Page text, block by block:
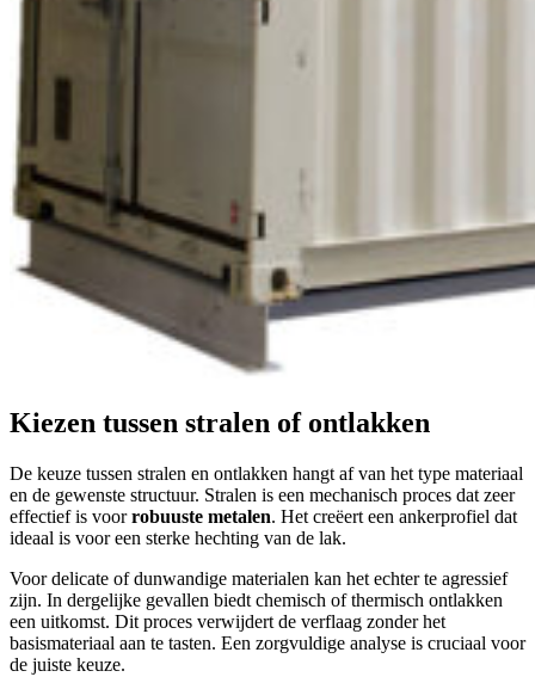
Kiezen tussen stralen of ontlakken
De keuze tussen stralen en ontlakken hangt af van het type materiaal
en de gewenste structuur. Stralen is een mechanisch proces dat zeer
effectief is voorrobuuste metalen. Het creëert een ankerprofiel dat
ideaal is voor een sterke hechting van de lak.
Voor delicate of dunwandige materialen kan het echter te agressief
zijn. In dergelijke gevallen biedt chemisch of thermisch ontlakken
een uitkomst. Dit proces verwijdert de verflaag zonder het
basismateriaal aan te tasten. Een zorgvuldige analyse is cruciaal voor
de juiste keuze.